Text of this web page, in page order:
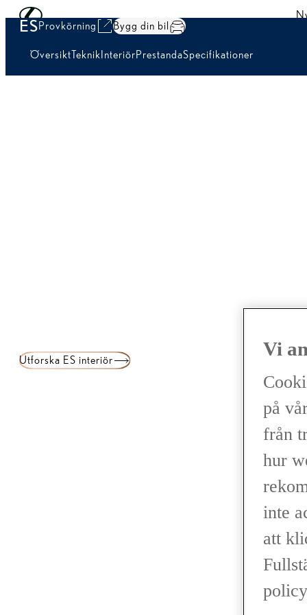
Hoppa till huvudinnehåll
ESProvkörning Bygg din bil
ÖversiktTeknikInteriörPrestandaSpecifikationer
Utforska ES interiör
Vi
på
från
hur
inte
att